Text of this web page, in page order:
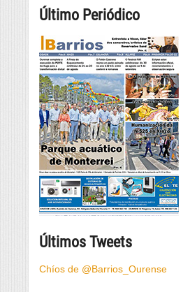
Último Periódico
Últimos Tweets
Chíos de @Barrios_Ourense